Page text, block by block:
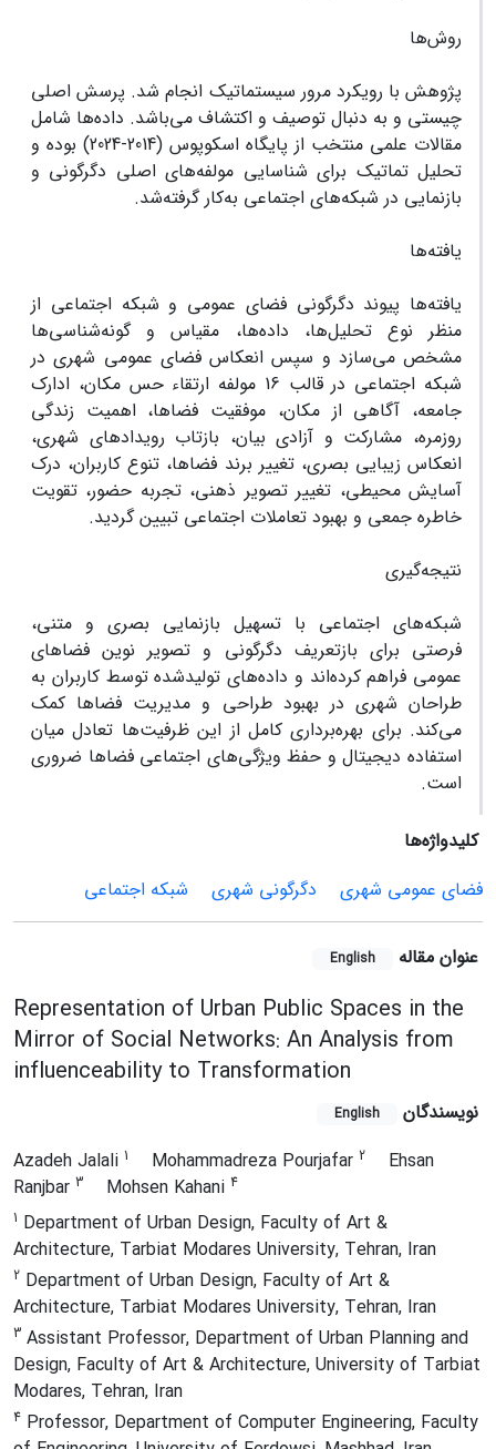
روش‌ها
پژوهش با رویکرد مرور سیستماتیک انجام شد. پرسش اصلی
چیستی و به دنبال توصیف و اکتشاف می‌باشد. داده‌ها‌ شامل
مقالات علمی منتخب از پایگاه اسکوپوس (2014-2024) بوده و
تحلیل تماتیک برای شناسایی مولفه‌های اصلی دگرگونی و
بازنمایی در شبکه‌های اجتماعی به‌کار گرفته‌شد.
یافته‌ها
یافته‌ها پیوند دگرگونی فضای عمومی و شبکه اجتماعی از
منظر نوع تحلیل‌ها، داده‌ها، مقیاس و گونه‌شناسی‌ها
مشخص می‌سازد و سپس انعکاس فضای عمومی شهری در
شبکه اجتماعی در قالب 16 مولفه ارتقاء حس مکان، ادارک
جامعه، آگاهی از مکان، موفقیت فضاها، اهمیت زندگی
روزمره، مشارکت و آزادی بیان، بازتاب رویدادهای شهری،
انعکاس زیبایی بصری، تغییر برند فضاها، تنوع کاربران، درک
آسایش محیطی، تغییر تصویر ذهنی، تجربه حضور، تقویت
خاطره جمعی و بهبود تعاملات اجتماعی تبیین گردید.
نتیجه‌گیری
شبکه‌های اجتماعی با تسهیل بازنمایی بصری و متنی،
فرصتی برای بازتعریف دگرگونی و تصویر نوین فضاهای
عمومی فراهم کرده‌اند و داده‌های تولیدشده توسط کاربران به
طراحان شهری در بهبود طراحی و مدیریت فضاها کمک
می‌کند. برای بهره‌برداری کامل از این ظرفیت‌ها تعادل میان
استفاده دیجیتال و حفظ ویژگی‌های اجتماعی فضاها ضروری
است.
کلیدواژه‌ها
فضای عمومی شهری
دگرگونی شهری شبکه اجتماعی
عنوان مقاله English
Representation of Urban Public Spaces in the
Mirror of Social Networks: An Analysis from
influenceability to Transformation
نویسندگان English
Azadeh Jalali 1 Mohammadreza Pourjafar 2
Ehsan
Ranjbar 3 Mohsen Kahani 4
1 Department of Urban Design, Faculty of Art &
Architecture, Tarbiat Modares University, Tehran, Iran
2 Department of Urban Design, Faculty of Art &
Architecture, Tarbiat Modares University, Tehran, Iran
3 Assistant Professor, Department of Urban Planning and
Design, Faculty of Art & Architecture, University of Tarbiat
Modares, Tehran, Iran
4 Professor, Department of Computer Engineering, Faculty